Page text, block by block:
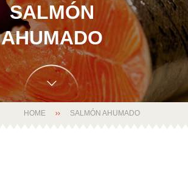
SALMÓN
AHUMADO
HOME SALMÓN AHUMADO